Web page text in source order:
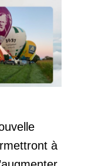
à